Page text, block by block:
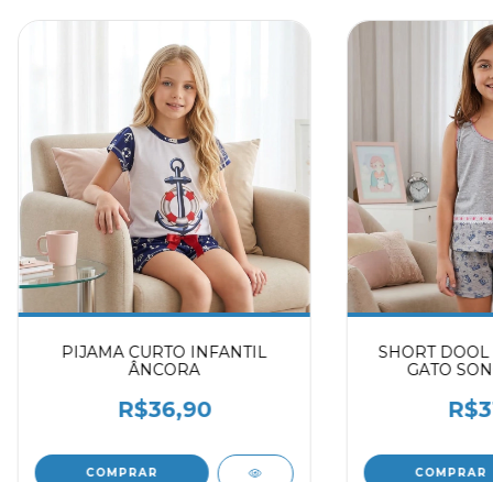
PIJAMA CURTO INFANTIL
ÂNCORA
R$36,90
COMPRAR
SHORT DOOL
GATO
COMPRAR